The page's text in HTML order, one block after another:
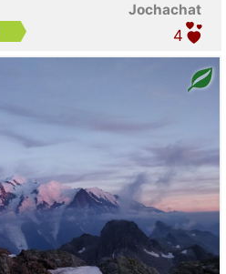
Jochachat
4